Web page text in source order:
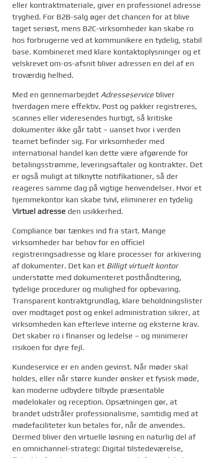
eller kontraktmateriale, giver en professionel adresse
tryghed. For B2B-salg øger det chancen for at blive
taget seriøst, mens B2C-virksomheder kan skabe ro
hos forbrugerne ved at kommunikere en tydelig, stabil
base. Kombineret med klare kontaktoplysninger og et
velskrevet om-os-afsnit bliver adressen en del af en
troværdig helhed.
Med en gennemarbejdet Adresseservice bliver
hverdagen mere effektiv. Post og pakker registreres,
scannes eller videresendes hurtigt, så kritiske
dokumenter ikke går tabt – uanset hvor i verden
teamet befinder sig. For virksomheder med
international handel kan dette være afgørende for
betalingsstrømme, leveringsaftaler og kontrakter. Det
er også muligt at tilknytte notifikationer, så der
reageres samme dag på vigtige henvendelser. Hvor et
hjemmekontor kan skabe tvivl, eliminerer en tydelig
Virtuel adresse den usikkerhed.
Compliance bør tænkes ind fra start. Mange
virksomheder har behov for en officiel
registreringsadresse og klare processer for arkivering
af dokumenter. Det kan et Billigt virtuelt kontor
understøtte med dokumenteret posthåndtering,
tydelige procedurer og mulighed for opbevaring.
Transparent kontraktgrundlag, klare beholdningslister
over modtaget post og enkel administration sikrer, at
virksomheden kan efterleve interne og eksterne krav.
Det skaber ro i finanser og ledelse – og minimerer
risikoen for dyre fejl.
Kundeservice er en anden gevinst. Når møder skal
holdes, eller når større kunder ønsker et fysisk møde,
kan moderne udbydere tilbyde præsentable
mødelokaler og reception. Opsætningen gør, at
brandet udstråler professionalisme, samtidig med at
mødefaciliteter kun betales for, når de anvendes.
Dermed bliver den virtuelle løsning en naturlig del af
en omnichannel-strategi: Digital tilstedeværelse,